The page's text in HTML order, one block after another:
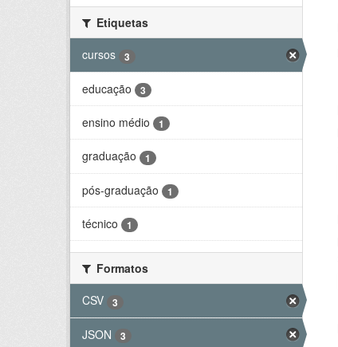
Etiquetas
cursos
3
educação 3
ensino médio 1
graduação 1
pós-graduação 1
técnico 1
Formatos
CSV
3
JSON 3